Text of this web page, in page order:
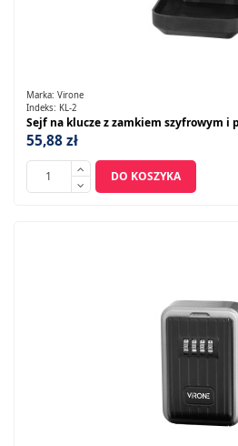
Marka: Virone
Indeks: KL-2
Sejf na klucze z zamkiem szyfrowym i
55,88 zł
DO KOSZYKA